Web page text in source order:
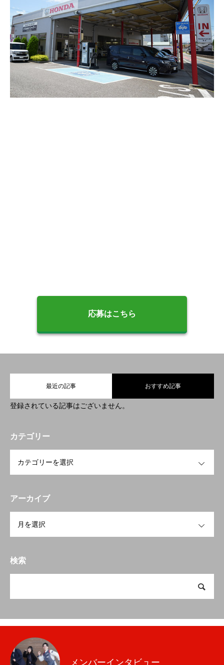
応募はこちら
最近の記事 おすすめ記事
登録されている記事はございません。
カテゴリー
アーカイブ
検索
メンバーインタビュー